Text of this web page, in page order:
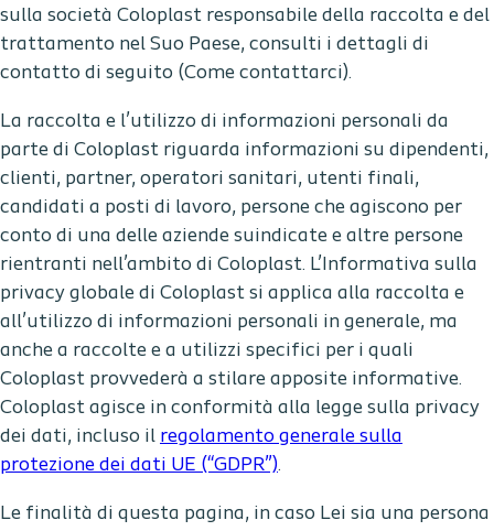
sulla società Coloplast responsabile della raccolta e del
trattamento nel Suo Paese, consulti i dettagli di
contatto di seguito (Come contattarci).
La raccolta e l’utilizzo di informazioni personali da
parte di Coloplast riguarda informazioni su dipendenti,
clienti, partner, operatori sanitari, utenti finali,
candidati a posti di lavoro, persone che agiscono per
conto di una delle aziende suindicate e altre persone
rientranti nell’ambito di Coloplast. L’Informativa sulla
privacy globale di Coloplast si applica alla raccolta e
all’utilizzo di informazioni personali in generale, ma
anche a raccolte e a utilizzi specifici per i quali
Coloplast provvederà a stilare apposite informative.
Coloplast agisce in conformità alla legge sulla privacy
dei dati, incluso il regolamento generale sulla
protezione dei dati UE (“GDPR”).
Le finalità di questa pagina, in caso Lei sia una persona